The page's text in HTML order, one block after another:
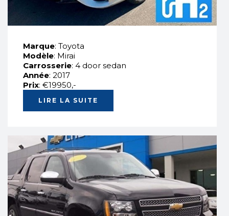
Marque: Toyota
Modèle: Mirai
Carrosserie: 4 door sedan
Année: 2017
Prix: €19950,-
LIRE LA SUITE